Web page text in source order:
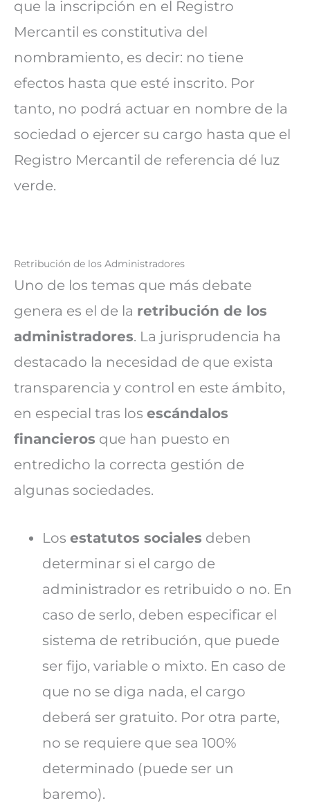
que la inscripción en el Registro
Mercantil es constitutiva del
nombramiento, es decir: no tiene
efectos hasta que esté inscrito. Por
tanto, no podrá actuar en nombre de la
sociedad o ejercer su cargo hasta que el
Registro Mercantil de referencia dé luz
verde.
Retribución de los Administradores
Uno de los temas que más debate
genera es el de la retribución de los
administradores. La jurisprudencia ha
destacado la necesidad de que exista
transparencia y control en este ámbito,
en especial tras los escándalos
financieros que han puesto en
entredicho la correcta gestión de
algunas sociedades.
Losestatutos sociales deben
determinar si el cargo de
administrador es retribuido o no. En
caso de serlo, deben especificar el
sistema de retribución, que puede
ser fijo, variable o mixto. En caso de
que no se diga nada, el cargo
deberá ser gratuito. Por otra parte,
no se requiere que sea 100%
determinado (puede ser un
baremo).